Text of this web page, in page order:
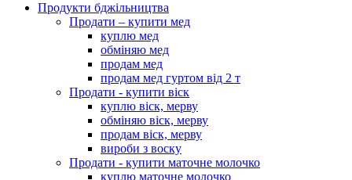
Продукти бджільництва
Продати – купити мед
куплю мед
обміняю мед
продам мед
продам мед гуртом від 2 т
Продати - купити віск
куплю віск, мерву
обміняю віск, мерву
продам віск, мерву
вироби з воску
Продати - купити маточне молочко
куплю маточне молочко